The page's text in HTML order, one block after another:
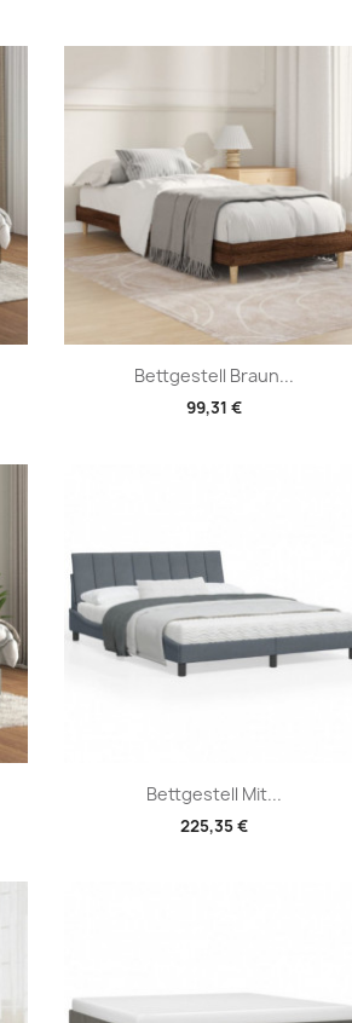
Bettgestell Braun...
99,31 €
Vorschau
Bettgestell Mit...
225,35 €
Vorschau